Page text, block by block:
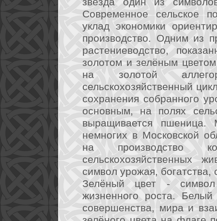
Современное сельское
уклад экономики
производство. Одним из
растениеводство,
золотом и зелёным
на золотой
сельскохозяйственный
сохранения собранного
основным, на полях
выращивается пшеница.
немногих в Московской
на производство
сельскохозяйственных
символ урожая, богатства,
Зелёный цвет - символ
жизненного роста.
совершенства, мира и